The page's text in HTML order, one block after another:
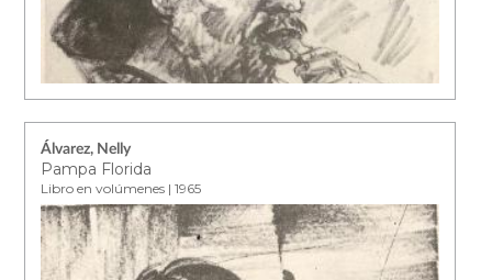
Álvarez, Nelly
Pampa Florida
Libro en volúmenes | 1965